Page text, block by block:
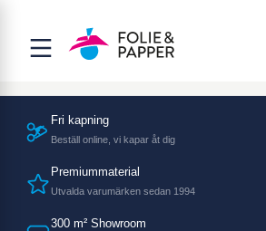
Fri kapning
Beställ online, vi kapar åt dig
Premiummaterial
Utvalda varumärken sedan 1994
300 m² Showroom